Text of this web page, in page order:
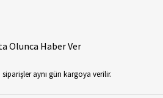
Olunca Haber Ver
siparişler aynı gün kargoya verilir.